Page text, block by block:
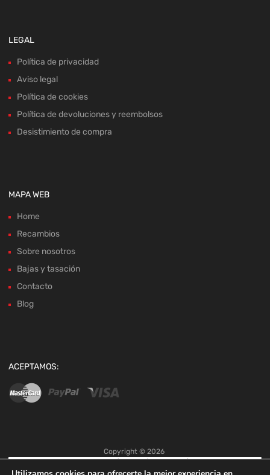
LEGAL
Política de privacidad
Aviso legal
Política de cookies
Política de devoluciones y reembolsos
Desistimiento de compra
MAPA WEB
Home
Recambios
Sobre nosotros
Bajas y tasación
Contacto
Blog
ACEPTAMOS:
Copyright © 2026